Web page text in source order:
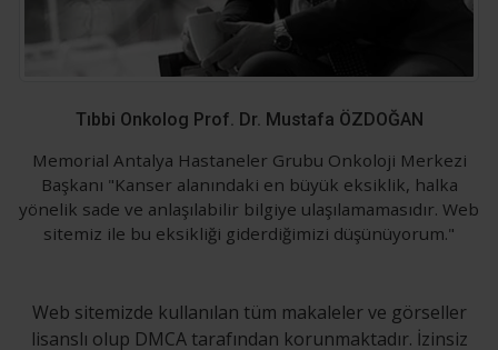
Tıbbi Onkolog Prof. Dr. Mustafa ÖZDOĞAN
Memorial Antalya Hastaneler Grubu Onkoloji Merkezi
Başkanı "Kanser alanındaki en büyük eksiklik, halka
yönelik sade ve anlaşılabilir bilgiye ulaşılamamasıdır. Web
sitemiz ile bu eksikliği giderdiğimizi düşünüyorum."
Web sitemizde kullanılan tüm makaleler ve görseller
lisanslı olup DMCA tarafından korunmaktadır. İzinsiz